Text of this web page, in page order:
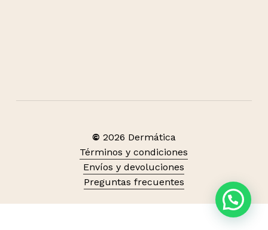
Subtotal:
Finalizar compra
© 2026 Dermática
Términos y condiciones
Envíos y devoluciones
Preguntas frecuentes